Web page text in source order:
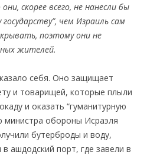
скорее всего, не нанесли бы
чем Израиль сам
поэтому они не
жителей.
себя. Оно защищает
и товарищей, которые плыли
и оказать “гуманитурную
обороны Исраэля
бутерброды и воду,
ашдодский порт, где завели в